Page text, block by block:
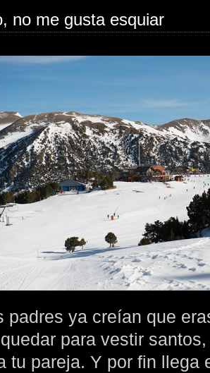
no me gusta esquiar
padres ya creían que
para vestir
tu pareja. Y por fin llega